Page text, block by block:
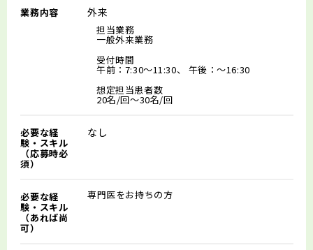
業務内容 外来
担当業務
一般外来業務
受付時間
午前：7:30～11:30、 午後：～16:30
想定担当患者数
20名/回～30名/回
必要な経
験・スキル
（応募時必
須）
なし
必要な経
験・スキル
（あれば尚
可）
専門医をお持ちの方